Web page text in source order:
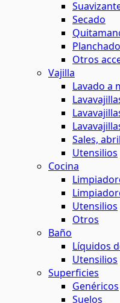
Secado
Planchado
Otros
Vajilla
Lavado a
Sales,
Utensilios
Cocina
Utensilios
Otros
Baño
Líquidos
Utensilios
Superficies
Genéricos
Suelos